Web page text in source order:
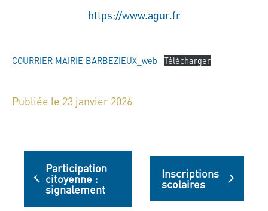
https://www.agur.fr
COURRIER MAIRIE BARBEZIEUX_web Télécharger
Publiée le 23 janvier 2026
Participation
citoyenne :
signalement
Inscriptions
scolaires